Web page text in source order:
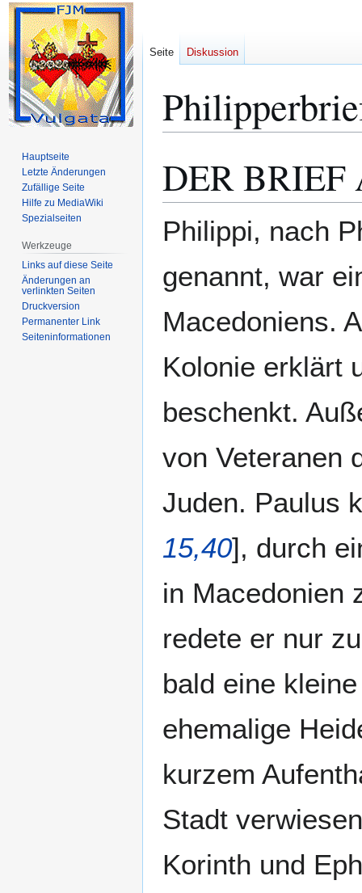
Navigation
Suche
DER BRIEF
Philippi, nach
genannt, war
Macedoniens.
Kolonie erklärt
beschenkt.
von Veteranen
Juden. Paulus
15,40], durch
in Macedonien
redete er nur
bald eine
ehemalige
kurzem
Stadt
Korinth und
Seite Diskussion
Hauptseite
Letzte Änderungen
Zufällige Seite
Hilfe zu MediaWiki
Spezialseiten
Werkzeuge
Links auf diese Seite
Änderungen an
verlinkten Seiten
Druckversion
Permanenter Link
Seiten­­informationen